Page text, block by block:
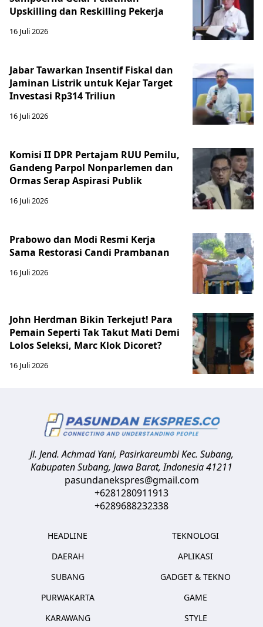
Upskilling dan Reskilling Pekerja
16 Juli 2026
Jabar Tawarkan Insentif Fiskal dan
Jaminan Listrik untuk Kejar Target
Investasi Rp314 Triliun
16 Juli 2026
Komisi II DPR Pertajam RUU Pemilu,
Gandeng Parpol Nonparlemen dan
Ormas Serap Aspirasi Publik
16 Juli 2026
Prabowo dan Modi Resmi Kerja
Sama Restorasi Candi Prambanan
16 Juli 2026
John Herdman Bikin Terkejut! Para
Pemain Seperti Tak Takut Mati Demi
Lolos Seleksi, Marc Klok Dicoret?
16 Juli 2026
Jl. Jend. Achmad Yani, Pasirkareumbi Kec. Subang,
Kabupaten Subang, Jawa Barat,Indonesia41211
pasundanekspres@gmail.com
+6281280911913
+6289688232338
HEADLINE
DAERAH
SUBANG
PURWAKARTA
KARAWANG
TEKNOLOGI
APLIKASI
GADGET & TEKNO
GAME
STYLE